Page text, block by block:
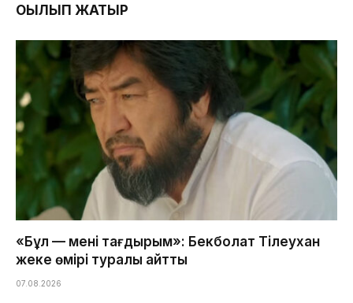
ОҚЫЛЫП ЖАТЫР
«Бұл — менің тағдырым»: Бекболат Тілеухан
жеке өмірі туралы айтты
07.08.2026